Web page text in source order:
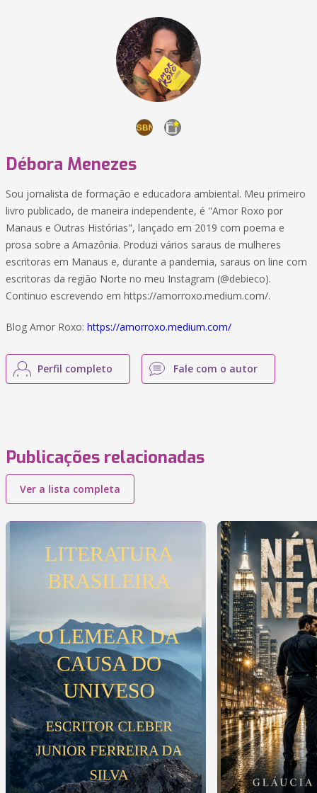
Débora Menezes
Sou jornalista de formação e educadora ambiental. Meu primeiro
livro publicado, de maneira independente, é "Amor Roxo por
Manaus e Outras Histórias", lançado em 2019 com poema e
prosa sobre a Amazônia. Produzi vários saraus de mulheres
escritoras em Manaus e, durante a pandemia, saraus on line com
escritoras da região Norte no meu Instagram (@debieco).
Continuo escrevendo em https://amorroxo.medium.com/.
Blog Amor Roxo: https://amorroxo.medium.com/
Perfil completo Fale com o autor
Publicações relacionadas
Ver a lista completa